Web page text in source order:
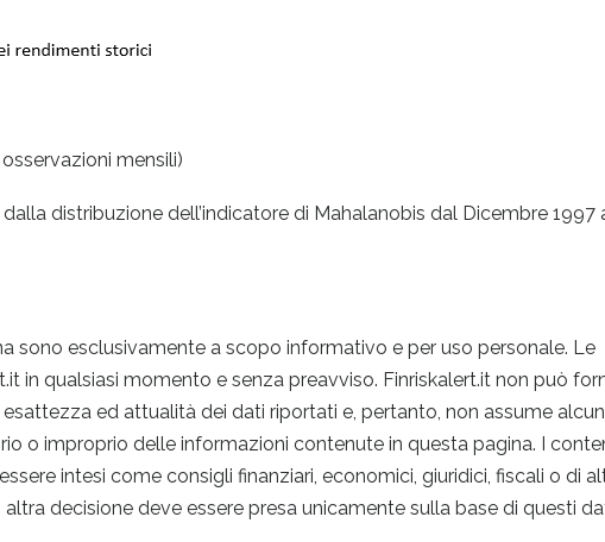
mensili)
distribuzione dell’indicatore di Mahalanobis dal Dicembre 1997
sono esclusivamente a scopo informativo e per uso personale. Le
in qualsiasi momento e senza preavviso. Finriskalert.it non può
ed attualità dei dati riportati e, pertanto, non assume
o improprio delle informazioni contenute in questa pagina. I
intesi come consigli finanziari, economici, giuridici, fiscali o di
decisione deve essere presa unicamente sulla base di questi